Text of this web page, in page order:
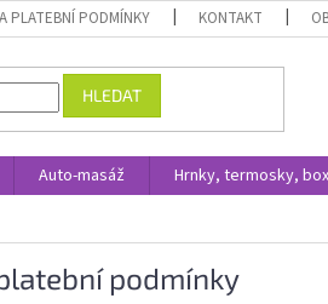
PLATEBNÍ PODMÍNKY KONTAKT
HLEDAT
Auto-masáž Hrnky, termosky,
podmínky